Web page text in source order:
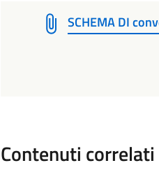
SCHEMA DI
Contenuti correlati